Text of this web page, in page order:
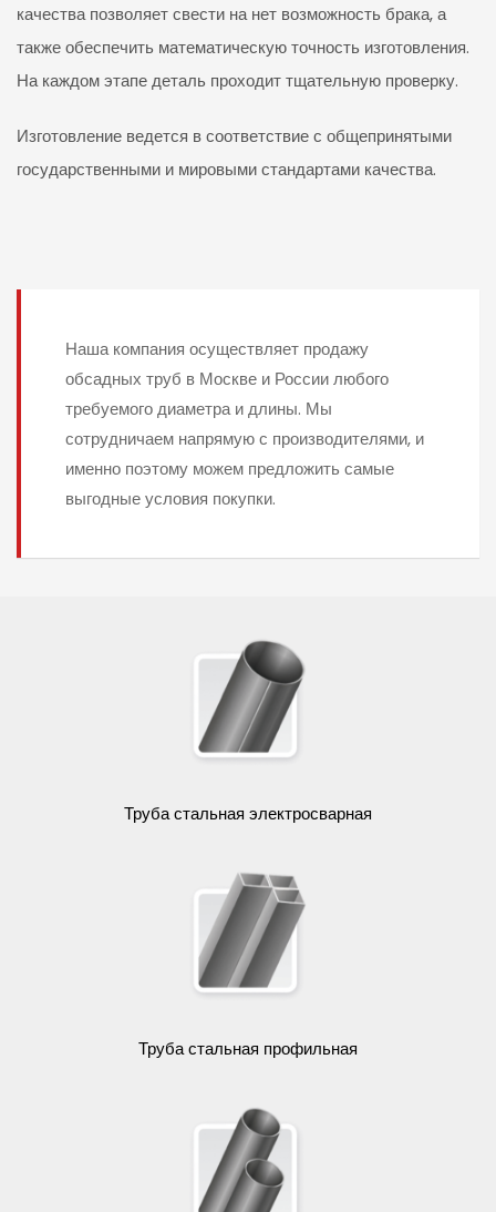
качества позволяет свести на нет возможность брака, а
также обеспечить математическую точность изготовления.
На каждом этапе деталь проходит тщательную проверку.
Изготовление ведется в соответствие с общепринятыми
государственными и мировыми стандартами качества.
Наша компания осуществляет продажу
обсадных труб в Москве и России любого
требуемого диаметра и длины. Мы
сотрудничаем напрямую с производителями, и
именно поэтому можем предложить самые
выгодные условия покупки.
Труба стальная электросварная
Труба стальная профильная